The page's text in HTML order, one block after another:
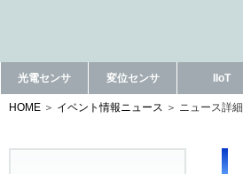
光電センサ 変位センサ IIoT
HOME イベント情報ニュース ニュース詳細